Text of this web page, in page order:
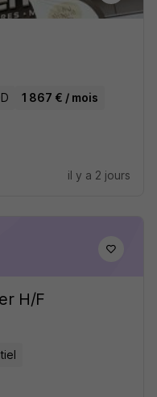
1 867 € / mois
il y a 2 jours
H/F